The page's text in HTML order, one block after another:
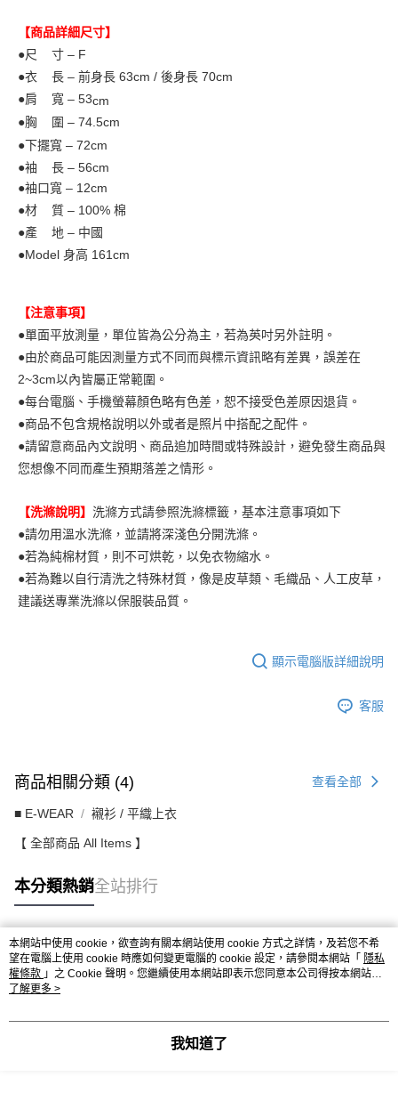
【商品詳細尺寸】
●尺 寸 – F
●衣 長 – 前身長 63cm / 後身長 70cm
●肩 寬 – 53cm
●胸 圍 – 74.5cm
●下擺寬 – 72cm
●袖 長 – 56cm
●袖口寬 – 12cm
●材 質 – 100% 棉
●產 地 – 中國
●Model 身高 161cm
【注意事項】
●單面平放測量，單位皆為公分為主，若為英吋另外註明。
●由於商品可能因測量方式不同而與標示資訊略有差異，誤差在
2~3cm以內皆屬正常範圍。
●每台電腦、手機螢幕顏色略有色差，恕不接受色差原因退貨。
●商品不包含規格說明以外或者是照片中搭配之配件。
●請留意商品內文說明、商品追加時間或特殊設計，避免發生商品與
您想像不同而產生預期落差之情形。
【洗滌說明】 洗滌方式請參照洗滌標籤，基本注意事項如下
●請勿用溫水洗滌，並請將深淺色分開洗滌。
●若為純棉材質，則不可烘乾，以免衣物縮水。
●若為難以自行清洗之特殊材質，像是皮草類、毛織品、人工皮草，
建議送專業洗滌以保服裝品質。
顯示電腦版詳細說明
客服
商品相關分類 (4) 查看全部
■ E-WEAR 襯衫 / 平織上衣
【 全部商品 All Items 】
本分類熱銷全站排行
熱門標籤
本網站中使用 cookie，欲查詢有關本網站使用 cookie 方式之詳情，及若您不希
望在電腦上使用 cookie 時應如何變更電腦的 cookie 設定，請參閱本網站「 隱私
權條款 」之 Cookie 聲明。您繼續使用本網站即表示您同意本公司得按本網站使
用條款之 Cookie 聲明使用 cookie。
了解更多 >
我知道了